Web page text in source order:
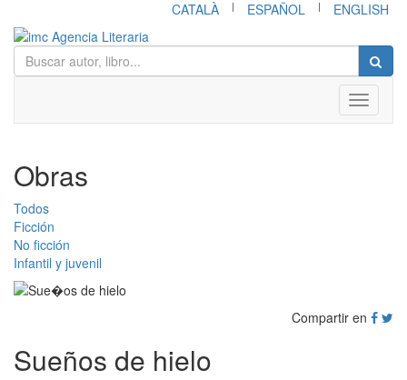
CATALÀ | ESPAÑOL | ENGLISH
Toggle
Obras
Todos
Ficción
No ficción
Infantil y juvenil
Compartir en
Sueños de hielo